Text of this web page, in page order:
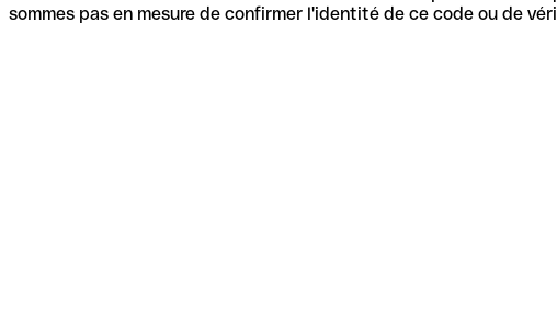
sommes pas en mesure de confirmer l'identité de ce code ou de